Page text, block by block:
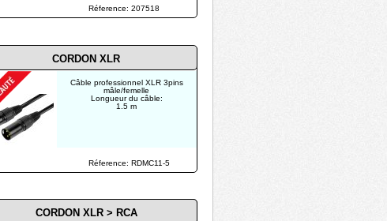
Réference: 207518
CORDON XLR > RCA
Réference: RDMC11-5
CORDON XLR
Câble professionnel XLR 3pins
mâle/femelle
Longueur du câble:
1.5 m